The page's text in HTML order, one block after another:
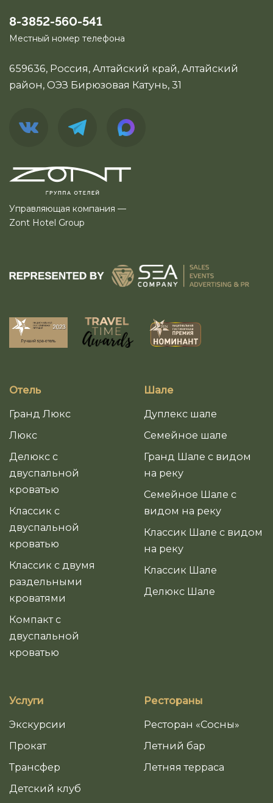
8-3852-560-541
Местный номер телефона
659636, Россия, Алтайский край, Алтайский
район, ОЭЗ Бирюзовая Катунь, 31
Управляющая компания —
Zont Hotel Group
Отель
Гранд Люкс
Люкс
Делюкс с
двуспальной
кроватью
Классик с
двуспальной
кроватью
Классик с двумя
раздельными
кроватями
Компакт с
двуспальной
кроватью
Шале
Дуплекс шале
Семейное шале
Гранд Шале с видом
на реку
Семейное Шале с
видом на реку
Классик Шале с видом
на реку
Классик Шале
Делюкс Шале
Услуги
Экскурсии
Прокат
Трансфер
Детский клуб
Рестораны
Ресторан «Сосны»
Летний бар
Летняя терраса